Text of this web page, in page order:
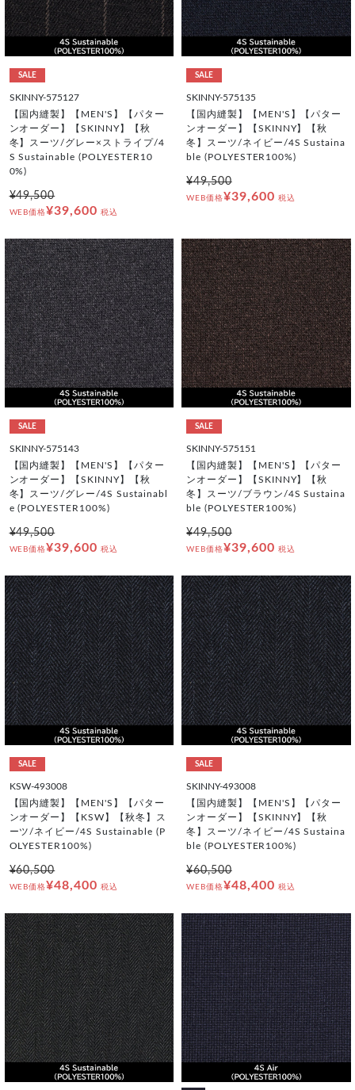
SALE
SKINNY-575127
【国内縫製】【MEN'S】【パター
ンオーダー】【SKINNY】【秋
冬】スーツ/グレー×ストライプ/4
S Sustainable (POLYESTER10
0%)
¥49,500
WEB価格¥39,600 税込
SALE
SKINNY-575135
【国内縫製】【MEN'S】【パター
ンオーダー】【SKINNY】【秋
冬】スーツ/ネイビー/4S Sustaina
ble (POLYESTER100%)
¥49,500
WEB価格¥39,600 税込
SALE
SKINNY-575143
【国内縫製】【MEN'S】【パター
ンオーダー】【SKINNY】【秋
冬】スーツ/グレー/4S Sustainabl
e (POLYESTER100%)
¥49,500
WEB価格¥39,600 税込
SALE
SKINNY-575151
【国内縫製】【MEN'S】【パター
ンオーダー】【SKINNY】【秋
冬】スーツ/ブラウン/4S Sustaina
ble (POLYESTER100%)
¥49,500
WEB価格¥39,600 税込
SALE
KSW-493008
【国内縫製】【MEN'S】【パター
ンオーダー】【KSW】【秋冬】ス
ーツ/ネイビー/4S Sustainable (P
OLYESTER100%)
¥60,500
WEB価格¥48,400 税込
SALE
SKINNY-493008
【国内縫製】【MEN'S】【パター
ンオーダー】【SKINNY】【秋
冬】スーツ/ネイビー/4S Sustaina
ble (POLYESTER100%)
¥60,500
WEB価格¥48,400 税込